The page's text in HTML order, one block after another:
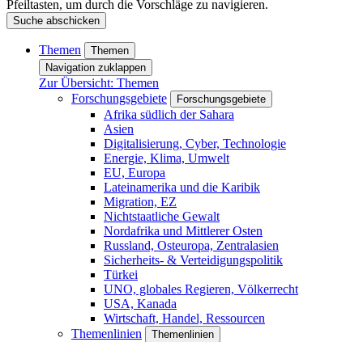
Pfeiltasten, um durch die Vorschläge zu navigieren.
Suche abschicken
Themen
Themen
Navigation zuklappen
Zur Übersicht: Themen
Forschungsgebiete
Forschungsgebiete
Afrika südlich der Sahara
Asien
Digitalisierung, Cyber, Technologie
Energie, Klima, Umwelt
EU, Europa
Lateinamerika und die Karibik
Migration, EZ
Nichtstaatliche Gewalt
Nordafrika und Mittlerer Osten
Russland, Osteuropa, Zentralasien
Sicherheits- & Verteidigungspolitik
Türkei
UNO, globales Regieren, Völkerrecht
USA, Kanada
Wirtschaft, Handel, Ressourcen
Themenlinien
Themenlinien